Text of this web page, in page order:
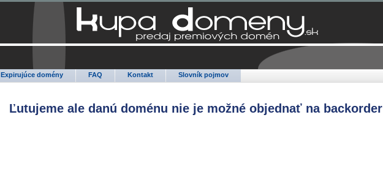
Expirujúce domény FAQ Kontakt Slovník pojmov
Ľutujeme ale danú doménu nie je možné objednať na backorder